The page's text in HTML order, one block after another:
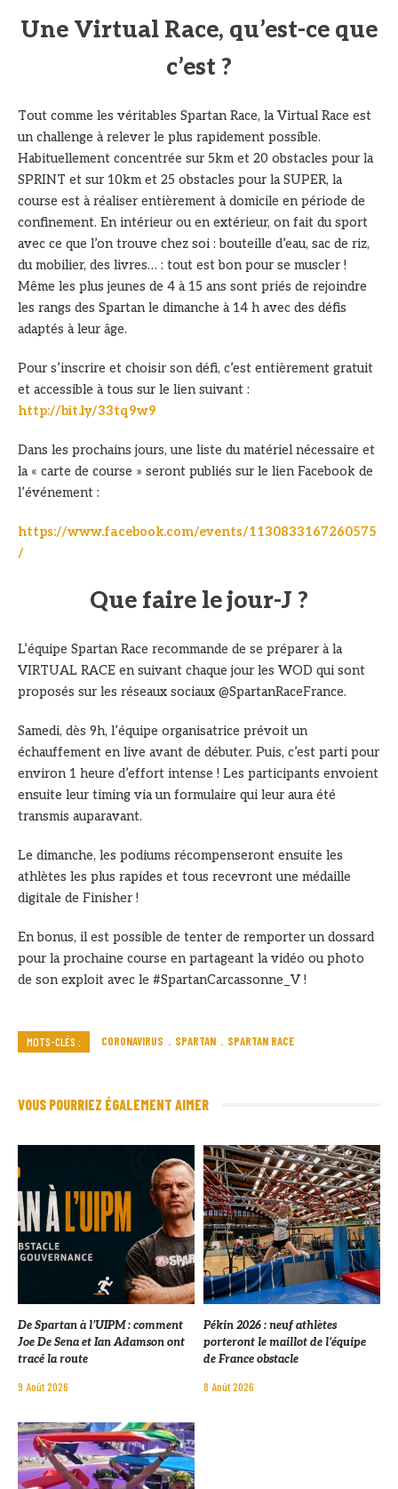
Une Virtual Race, qu’est-ce que
c’est ?
Tout comme les véritables Spartan Race, la Virtual Race est
un challenge à relever le plus rapidement possible.
Habituellement concentrée sur 5km et 20 obstacles pour la
SPRINT et sur 10km et 25 obstacles pour la SUPER, la
course est à réaliser entièrement à domicile en période de
confinement. En intérieur ou en extérieur, on fait du sport
avec ce que l’on trouve chez soi : bouteille d’eau, sac de riz,
du mobilier, des livres… : tout est bon pour se muscler !
Même les plus jeunes de 4 à 15 ans sont priés de rejoindre
les rangs des Spartan le dimanche à 14 h avec des défis
adaptés à leur âge.
Pour s’inscrire et choisir son défi, c’est entièrement gratuit
et accessible à tous sur le lien suivant :
http://bit.ly/33tq9w9
Dans les prochains jours, une liste du matériel nécessaire et
la « carte de course » seront publiés sur le lien Facebook de
l’événement :
https://www.facebook.com/events/1130833167260575
/
Que faire le jour-J ?
L’équipe Spartan Race recommande de se préparer à la
VIRTUAL RACE en suivant chaque jour les WOD qui sont
proposés sur les réseaux sociaux @SpartanRaceFrance.
Samedi, dès 9h, l’équipe organisatrice prévoit un
échauffement en live avant de débuter. Puis, c’est parti pour
environ 1 heure d’effort intense ! Les participants envoient
ensuite leur timing via un formulaire qui leur aura été
transmis auparavant.
Le dimanche, les podiums récompenseront ensuite les
athlètes les plus rapides et tous recevront une médaille
digitale de Finisher !
En bonus, il est possible de tenter de remporter un dossard
pour la prochaine course en partageant la vidéo ou photo
de son exploit avec le #SpartanCarcassonne_V !
MOTS-CLÉS : CORONAVIRUS SPARTAN SPARTAN RACE
VOUS POURRIEZ ÉGALEMENT AIMER
De Spartan à l’UIPM : comment
Joe De Sena et Ian Adamson ont
tracé la route
9 Août 2026
Pékin 2026 : neuf athlètes
porteront le maillot de l’équipe
de France obstacle
8 Août 2026